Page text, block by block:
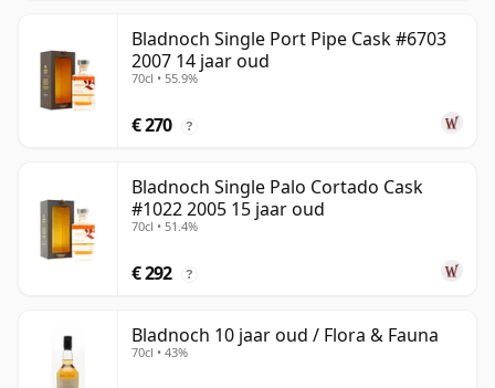
Bladnoch Single Port Pipe Cask #6703
2007 14 jaar oud
70cl • 55.9%
€ 270 ?
Bladnoch Single Palo Cortado Cask
#1022 2005 15 jaar oud
70cl • 51.4%
€ 292 ?
Bladnoch 10 jaar oud / Flora & Fauna
70cl • 43%